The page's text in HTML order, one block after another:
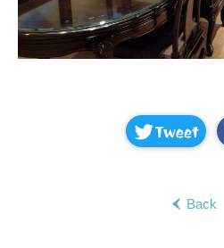
‹ Back